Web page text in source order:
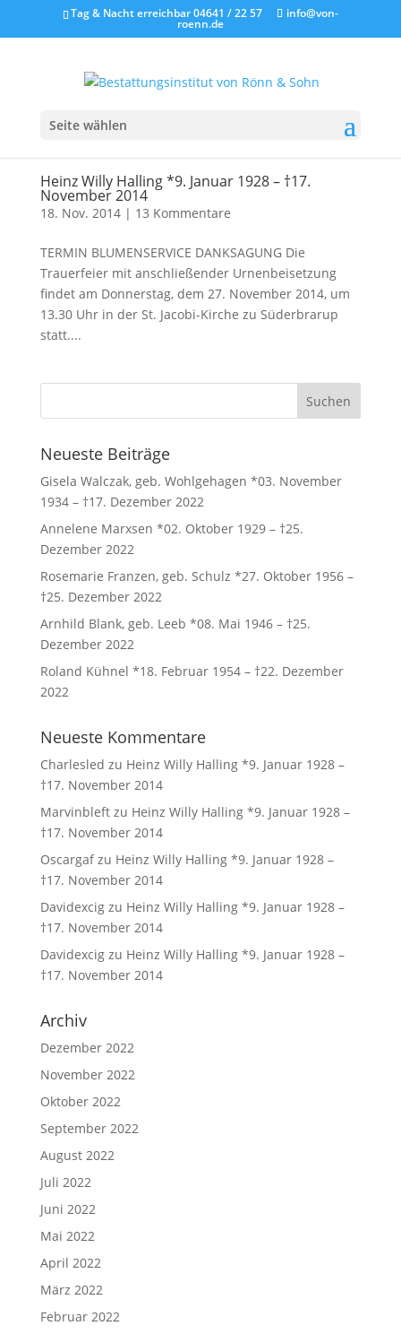
Tag & Nacht erreichbar 04641 / 22 57 info@von-
roenn.de
Seite wählen
Heinz Willy Halling *9. Januar 1928 – †17.
November 2014
18. Nov. 2014| 13 Kommentare
TERMIN BLUMENSERVICE DANKSAGUNG Die
Trauerfeier mit anschließender Urnenbeisetzung
findet am Donnerstag, dem 27. November 2014, um
13.30 Uhr in der St. Jacobi-Kirche zu Süderbrarup
statt....
Neueste Beiträge
Gisela Walczak, geb. Wohlgehagen *03. November
1934 – †17. Dezember 2022
Annelene Marxsen *02. Oktober 1929 – †25.
Dezember 2022
Rosemarie Franzen, geb. Schulz *27. Oktober 1956 –
†25. Dezember 2022
Arnhild Blank, geb. Leeb *08. Mai 1946 – †25.
Dezember 2022
Roland Kühnel *18. Februar 1954 – †22. Dezember
2022
Neueste Kommentare
Charlesled zu Heinz Willy Halling *9. Januar 1928 –
†17. November 2014
Marvinbleftzu Heinz Willy Halling *9. Januar 1928 –
†17. November 2014
Oscargafzu Heinz Willy Halling *9. Januar 1928 –
†17. November 2014
Davidexcigzu Heinz Willy Halling *9. Januar 1928 –
†17. November 2014
Davidexcigzu Heinz Willy Halling *9. Januar 1928 –
†17. November 2014
Archiv
Dezember 2022
November 2022
Oktober 2022
September 2022
August 2022
Juli 2022
Juni 2022
Mai 2022
April 2022
März 2022
Februar 2022